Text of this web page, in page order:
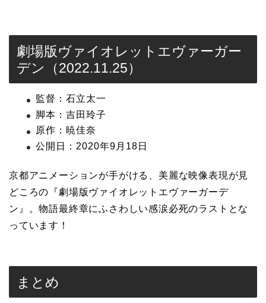
劇場版ヴァイオレットエヴァーガー
デン（2022.11.25）
監督：石立太一
脚本：吉田玲子
原作：暁佳奈
公開日：2020年9月18日
京都アニメーションが手がける、美麗な映像表現が見
どころの『劇場版ヴァイオレットエヴァーガーデ
ン』。物語最終章にふさわしい感涙必死のラストとな
っています！
まとめ